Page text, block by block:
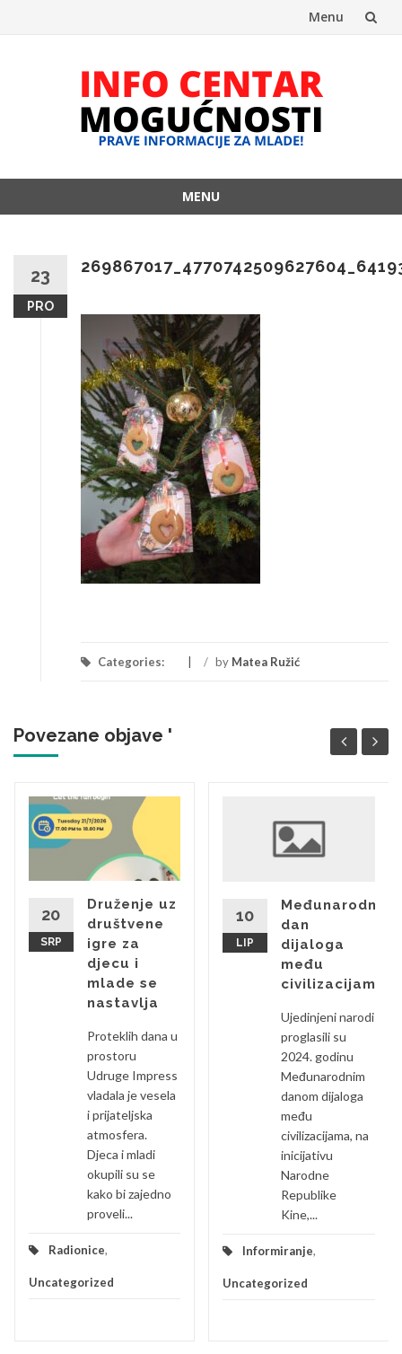
Menu
MENU
23
PRO
Categories: / by Matea Ružić
Povezane objave '
20
SRP
Druženje uz
društvene
igre za
djecu i
mlade se
nastavlja
Proteklih dana u
prostoru
Udruge Impress
vladala je vesela
i prijateljska
atmosfera.
Djeca i mladi
okupili su se
kako bi zajedno
proveli...
Radionice,
Uncategorized
10
LIP
Međunarodni
dan
dijaloga
među
civilizacijama
Ujedinjeni narodi
proglasili su
2024. godinu
Međunarodnim
danom dijaloga
među
civilizacijama, na
inicijativu
Narodne
Republike
Kine,...
Informiranje,
Uncategorized